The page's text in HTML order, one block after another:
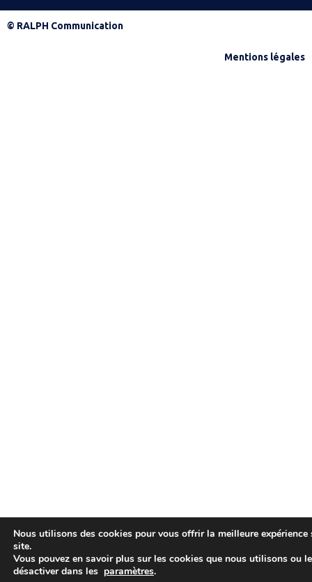
© RALPH Communication
Mentions légales
Nous utilisons des cookies pour vous offrir la meilleure expérience
site.
Vous pouvez en savoir plus sur les cookies que nous utilisons ou
désactiver dans les paramètres.